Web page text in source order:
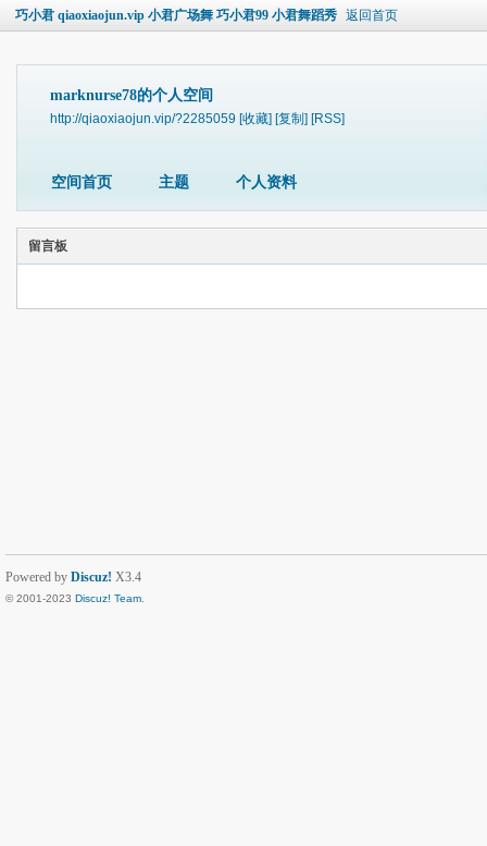
巧小君 qiaoxiaojun.vip 小君广场舞 巧小君99 小君舞蹈秀 返回首页
marknurse78的个人空间
http://qiaoxiaojun.vip/?2285059 [收藏] [复制] [RSS]
空间首页 主题 个人资料
留言板
Powered by Discuz! X3.4
© 2001-2023 Discuz! Team